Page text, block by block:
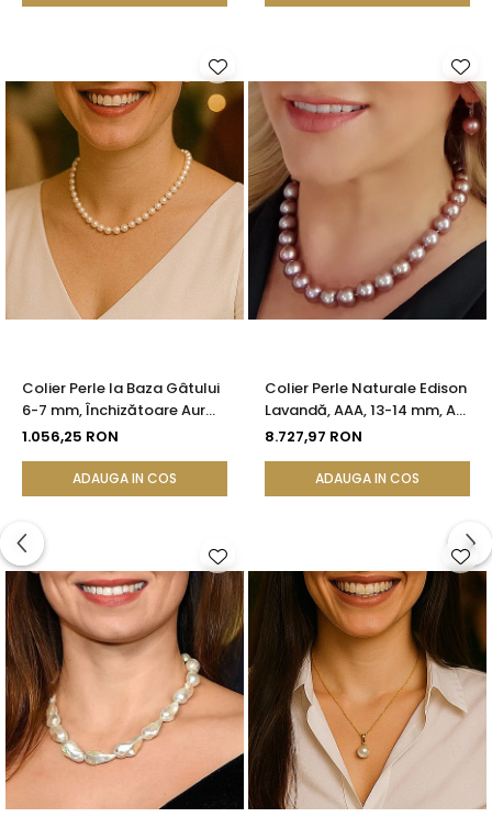
Colier Perle la Baza Gâtului
6-7 mm, Închizătoare Aur
14K | KASKADDA®
1.056,25 RON
ADAUGA IN COS
Colier Perle Naturale Edison
Lavandă, AAA, 13-14 mm, Aur
Alb 14K | KASKADDA®
8.727,97 RON
ADAUGA IN COS